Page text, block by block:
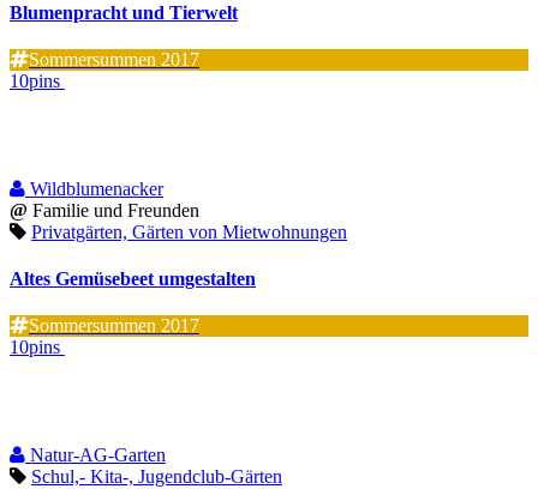
Blumenpracht und Tierwelt
Sommersummen 2017
10pins
Wildblumenacker
@ Familie und Freunden
Privatgärten, Gärten von Mietwohnungen
Altes Gemüsebeet umgestalten
Sommersummen 2017
10pins
Natur-AG-Garten
Schul,- Kita-, Jugendclub-Gärten